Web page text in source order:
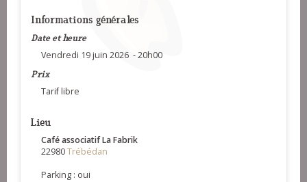
Informations générales
Date et heure
Vendredi 19 juin 2026 - 20h00
Prix
Tarif libre
Lieu
Café associatif La Fabrik
22980Trébédan
Parking : oui